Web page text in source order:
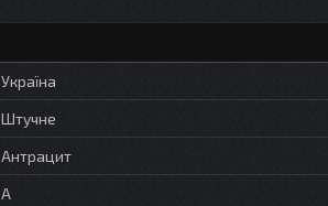
Україна
Штучне
Антрацит
А